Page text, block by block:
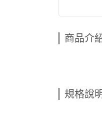
商品介
規格說